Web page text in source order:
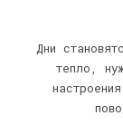
Дни
тепло,